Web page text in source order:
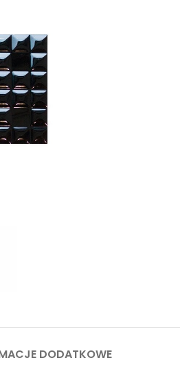
DODATKOWE